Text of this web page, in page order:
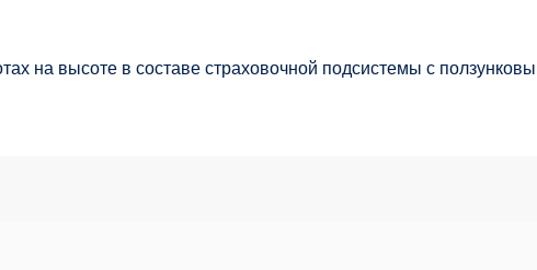
на высоте в составе страховочной подсистемы с